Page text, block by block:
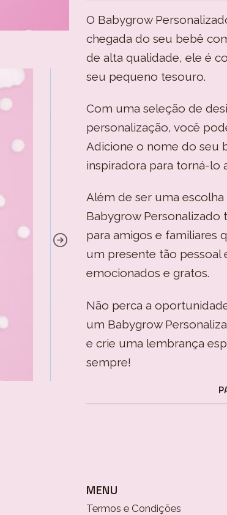
O Babygrow
chegada do seu bebê
de alta qualidade, ele é
seu pequeno tesouro.
Com uma seleção de
personalização, você
Adicione o nome do seu
inspiradora para torná-lo
Além de ser uma
Babygrow
para amigos e familiares
um presente tão pessoal
emocionados e gratos.
Não perca a
um Babygrow
e crie uma lembrança
sempre!
MENU
Termos e Condições